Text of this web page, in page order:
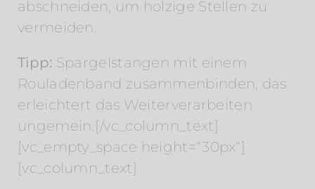
abschneiden, um holzige Stellen zu
vermeiden.
Tipp: Spargelstangen mit einem
Rouladenband zusammenbinden, das
erleichtert das Weiterverarbeiten
ungemein.[/vc_column_text]
[vc_empty_space height=“30px“]
[vc_column_text]